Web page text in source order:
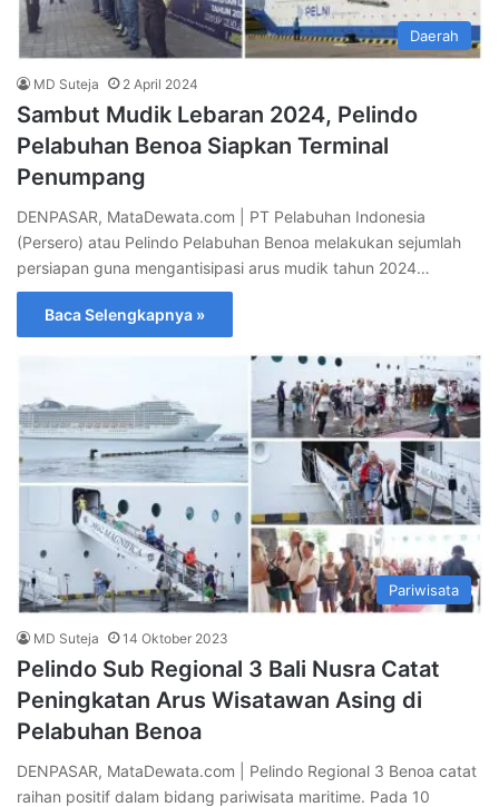
Daerah
MD Suteja 2 April 2024
Sambut Mudik Lebaran 2024, Pelindo
Pelabuhan Benoa Siapkan Terminal
Penumpang
DENPASAR, MataDewata.com | PT Pelabuhan Indonesia
(Persero) atau Pelindo Pelabuhan Benoa melakukan sejumlah
persiapan guna mengantisipasi arus mudik tahun 2024…
Baca Selengkapnya »
Pariwisata
MD Suteja 14 Oktober 2023
Pelindo Sub Regional 3 Bali Nusra Catat
Peningkatan Arus Wisatawan Asing di
Pelabuhan Benoa
DENPASAR, MataDewata.com | Pelindo Regional 3 Benoa catat
raihan positif dalam bidang pariwisata maritime. Pada 10